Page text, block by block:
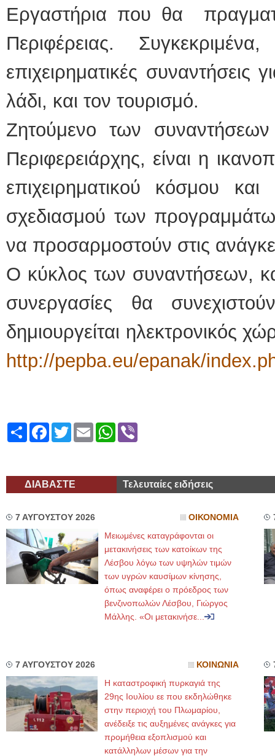
Εργαστήρια που θα
Περιφέρειας.
επιχειρηματικές συναντήσεις
λάδι, και τον τουρισμό.
Ζητούμενο των
Περιφερειάρχης, είναι η
επιχειρηματικού κόσμου και
σχεδιασμού των
να προσαρμοστούν στις
Ο κύκλος των συναντήσεων,
συνεργασίες θα
δημιουργείται ηλεκτρονικός
http://pepba.eu/epanak/
ShareFacebook
TwitterEmailWhatsApp
ΔΙΑΒΑΣΤΕ Τελευταίες ειδήσεις
7 ΑΥΓΟΥΣΤΟΥ 2026 ΟΙΚΟΝΟΜΙΑ
Μειωμένες καταγράφονται οι
μετακινήσεις των κατοίκων της
Λέσβου λόγω των υψηλών τιμών
των υγρών καυσίμων κίνησης,
όπως αναφέρει ο πρόεδρος των
βενζινοπωλών Λέσβου, Γιώργος
Μάλλης. «Οι μετακινήσε...
7 ΑΥΓΟΥΣΤΟΥ 2026 ΚΟΙΝΩΝΙΑ
Η καταστροφική πυρκαγιά της
29ης Ιουλίου εε που εκδηλώθηκε
στην περιοχή του Πλωμαρίου,
ανέδειξε τις αυξημένες ανάγκες για
προμήθεια εξοπλισμού και
κατάλληλων μέσων για την